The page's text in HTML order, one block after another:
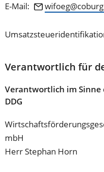
E-Mail:
wifoeg coburg
Verantwortlich für
Verantwortlich im Sinne
DDG
mbH
Herr Stephan Horn